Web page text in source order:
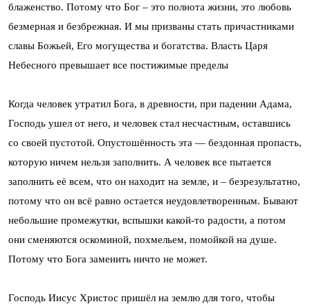
блаженство. Потому что Бог – это полнота жизни, это любовь
безмерная и безбрежная. И мы призваны стать причастниками
славы Божьей, Его могущества и богатства. Власть Царя
Небесного превышает все постижимые пределы
Когда человек утратил Бога, в древности, при падении Адама,
Господь ушел от него, и человек стал несчастным, оставшись
со своей пустотой. Опустошённость эта — бездонная пропасть,
которую ничем нельзя заполнить. А человек все пытается
заполнить её всем, что он находит на земле, и – безрезультатно,
потому что он всё равно остается неудовлетворенным. Бывают
небольшие промежутки, вспышки какой-то радости, а потом
они сменяются оскоминой, похмельем, помойкой на душе.
Потому что Бога заменить ничто не может.
Господь Иисус Христос пришёл на землю для того, чтобы